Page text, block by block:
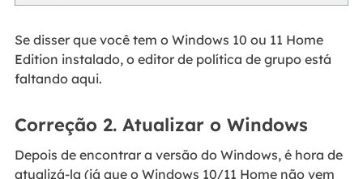
Se disser que você tem o Windows 10 ou 11 Home
Edition instalado, o editor de política de grupo está
faltando aqui.
Correção 2. Atualizar o Windows
Depois de encontrar a versão do Windows, é hora de
atualizá-la (já que o Windows 10/11 Home não vem